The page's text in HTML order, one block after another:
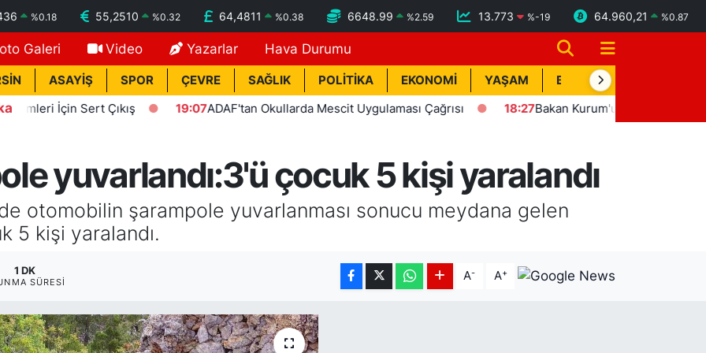
%0.18 55,2510 %0.32 64,4811 %0.38 6648.99 %2.59 13.773 %-19 64.960,21 %0.87
Galeri Video Yazarlar Hava Durumu
ASAYİŞ SPOR ÇEVRE SAĞLIK POLİTİKA EKONOMİ YAŞAM BİK İLAN
İçin Sert Çıkış 19:07 ADAF'tan Okullarda Mescit Uygulaması Çağrısı 18:27 Bakan Kurum'un katılımıyla
yuvarlandı:3'ü çocuk 5 kişi yaralandı
otomobilin şarampole yuvarlanması sonucu meydana gelen
5 kişi yaralandı.
1 DK
SÜRESI A- A+